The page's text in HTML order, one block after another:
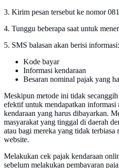
3. Kirim pesan tersebut ke nomor
4. Tunggu beberapa saat untuk
5. SMS balasan akan berisi informasi:
Kode bayar
Informasi kendaraan
Besaran nominal pajak yang
Meskipun metode ini tidak
efektif untuk mendapatkan informasi
kendaraan yang harus dibayarkan.
masyarakat yang tinggal di daerah
atau bagi mereka yang tidak terbiasa
website.
Melakukan cek pajak kendaraan
sebelum melakukan pembayaran